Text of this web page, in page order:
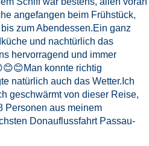
angefangen beim Frühstück,
zum Abendessen.Ein ganz
und nachtürlich das
hervorragend und immer
konnte richtig
natürlich auch das Wetter.Ich
geschwärmt von dieser Reise,
Personen aus meinem
Donauflussfahrt Passau-